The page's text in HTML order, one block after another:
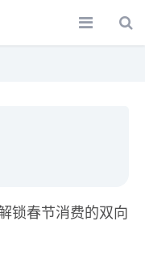
锁春节消费的双向